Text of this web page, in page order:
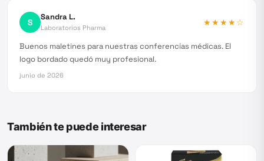
S Sandra L.
Laboratorios Pharma
★★★★☆
Buenos maletines para nuestras conferencias médicas. El
logo bordado quedó muy profesional.
junio de 2026
También te puede interesar